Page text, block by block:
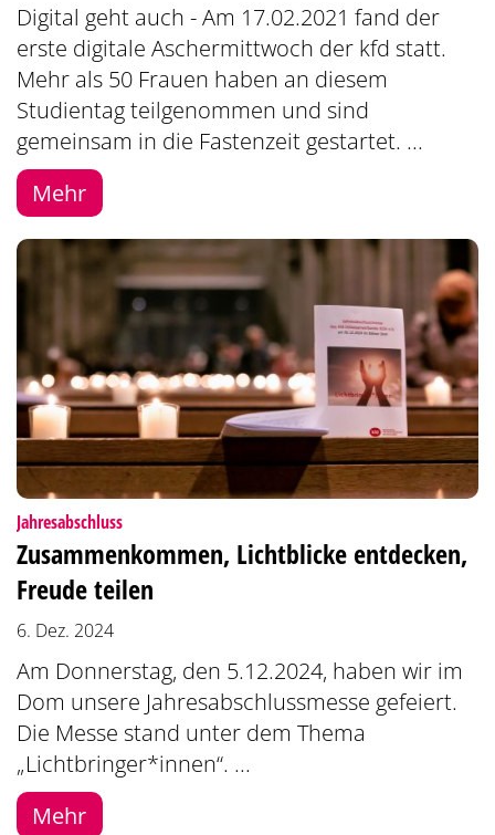
Digital geht auch - Am 17.02.2021 fand der
erste digitale Aschermittwoch der kfd statt.
Mehr als 50 Frauen haben an diesem
Studientag teilgenommen und sind
gemeinsam in die Fastenzeit gestartet. ...
Mehr
Jahresabschluss:
Zusammenkommen, Lichtblicke entdecken,
Freude teilen
6. Dez. 2024
Am Donnerstag, den 5.12.2024, haben wir im
Dom unsere Jahresabschlussmesse gefeiert.
Die Messe stand unter dem Thema
„Lichtbringer*innen“. ...
Mehr